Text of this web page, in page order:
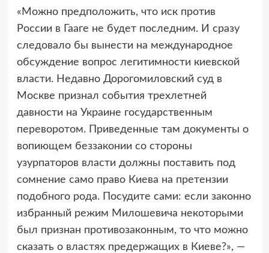
«Можно предположить, что иск против
России в Гааге не будет последним. И сразу
следовало бы вынести на международное
обсуждение вопрос легитимности киевской
власти. Недавно Дорогомиловский суд в
Москве признал события трехлетней
давности на Украине государственным
переворотом. Приведенные там документы о
вопиющем беззаконии со стороны
узурпаторов власти должны поставить под
сомнение само право Киева на претензии
подобного рода. Посудите сами: если законно
избранный режим Милошевича некоторыми
был признан противозаконным, то что можно
сказать о властях предержащих в Киеве?», —